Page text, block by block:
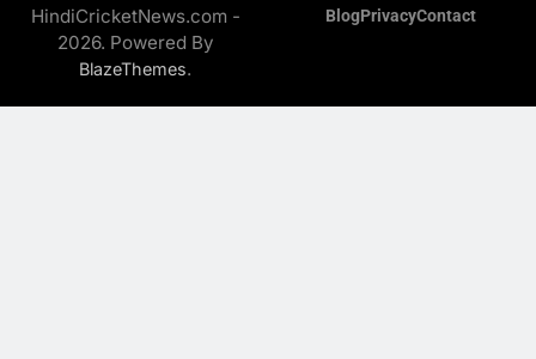
विस्तृत विश्लेषण (2008-2026)
क्रिकेट
8
असली ताकत
आईपीएल 2026
HindiCricketNews.com -
2026. Powered By
BlazeThemes.
BlogPrivacyContact